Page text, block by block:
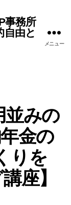
事務所
自由と
メニュー
並みの
金の
りを
座】